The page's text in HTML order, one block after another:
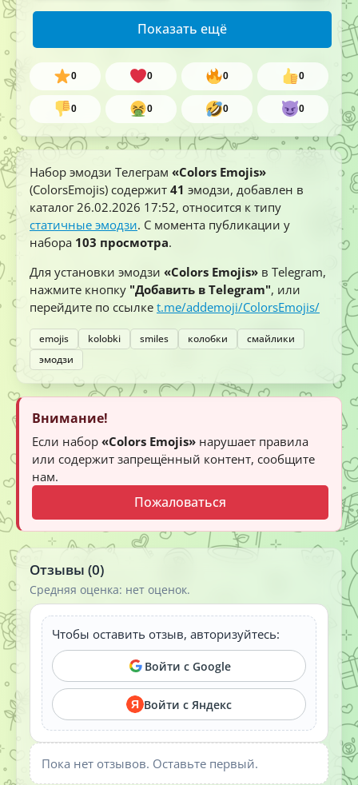
Показать ещё
0 0 0 0
0 0 0 0
Набор эмодзи Телеграм «Colors Emojis»
(ColorsEmojis) содержит 41 эмодзи, добавлен в
каталог 26.02.2026 17:52, относится к типу
статичные эмодзи. С момента публикации у
набора 103 просмотра.
Для установки эмодзи «Colors Emojis» в Telegram,
нажмите кнопку "Добавить в Telegram", или
перейдите по ссылке t.me/addemoji/ColorsEmojis/
emojis kolobki smiles колобки
смайлики
эмодзи
Внимание!
Если набор «Colors Emojis» нарушает правила
или содержит запрещённый контент, сообщите
нам.
Пожаловаться
Отзывы (0)
Средняя оценка: нет оценок.
Чтобы оставить отзыв, авторизуйтесь:
Войти с Google
Я Войти с Яндекс
Пока нет отзывов. Оставьте первый.